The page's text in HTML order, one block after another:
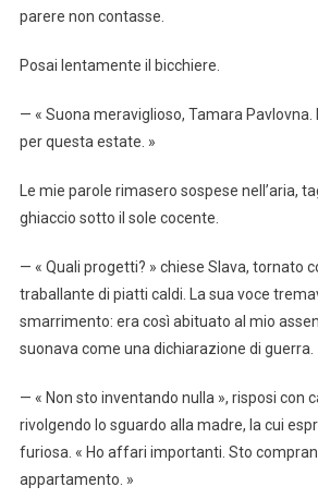
parere non contasse.
Posai lentamente il bicchiere.
— « Suona meraviglioso, Tamara
per questa estate. »
Le mie parole rimasero sospese nell’aria,
ghiaccio sotto il sole cocente.
— « Quali progetti? » chiese Slava, tornato
traballante di piatti caldi. La sua voce
smarrimento: era così abituato al mio
suonava come una dichiarazione di guerra.
— « Non sto inventando nulla », risposi con
rivolgendo lo sguardo alla madre, la cui
furiosa. « Ho affari importanti. Sto
appartamento. »